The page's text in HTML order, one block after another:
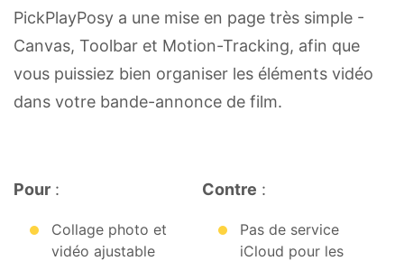
PickPlayPosy a une mise en page très simple -
Canvas, Toolbar et Motion-Tracking, afin que
vous puissiez bien organiser les éléments vidéo
dans votre bande-annonce de film.
Pour :
Collage photo et
vidéo ajustable
Contre :
Pas de service
iCloud pour les